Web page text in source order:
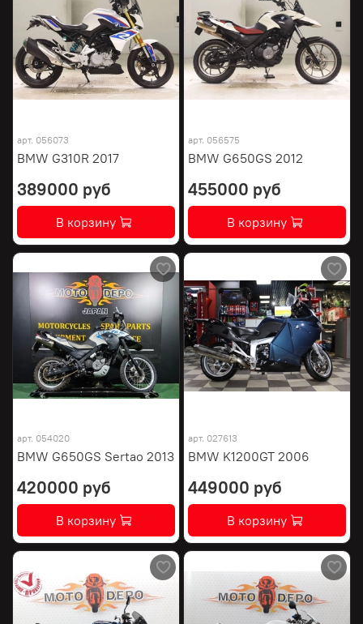
арт. 056073
BMW G310R 2017
389000 руб
В корзину
арт. 056575
BMW G650GS 2012
455000 руб
В корзину
арт. 054020
BMW G650GS Sertao 2013
420000 руб
В корзину
арт. 027613
BMW K1200GT 2006
449000 руб
В корзину